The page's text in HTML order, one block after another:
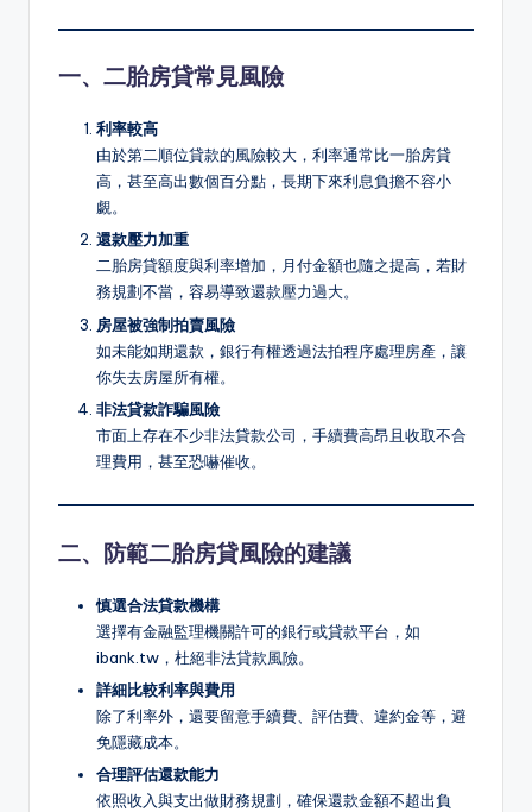
一、二胎房貸常見風險
利率較高
由於第二順位貸款的風險較大，利率通常比一胎房貸
高，甚至高出數個百分點，長期下來利息負擔不容小
覷。
還款壓力加重
二胎房貸額度與利率增加，月付金額也隨之提高，若財
務規劃不當，容易導致還款壓力過大。
房屋被強制拍賣風險
如未能如期還款，銀行有權透過法拍程序處理房產，讓
你失去房屋所有權。
非法貸款詐騙風險
市面上存在不少非法貸款公司，手續費高昂且收取不合
理費用，甚至恐嚇催收。
二、防範二胎房貸風險的建議
慎選合法貸款機構
選擇有金融監理機關許可的銀行或貸款平台，如
ibank.tw，杜絕非法貸款風險。
詳細比較利率與費用
除了利率外，還要留意手續費、評估費、違約金等，避
免隱藏成本。
合理評估還款能力
依照收入與支出做財務規劃，確保還款金額不超出負